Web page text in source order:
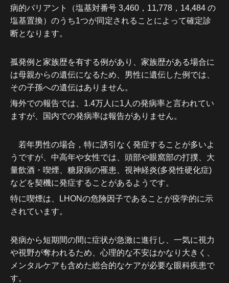
病的バリアント（塩基対番号 3,460， 11,778，14,484 の
塩基置換）のうち1つが同定されることによって確定診
断となります。
孤発例と家族歴を有する例があり、家族歴がある場合に
は母親からの遺伝になるため、男性に遺伝した例では、
その子孫への遺伝はありません。
海外での報告では、1.4万人に1人の発病率と言われてい
ますが、国内での発病率は報告がありません。
若年男性の場合，特に誘引なく発症することが多いよ
うですが、 中高年や女性では、頭部や眼窩部の打撲、大
量飲酒・喫煙、糖尿病の罹患、視神経炎(多発性硬化症)
などを契機に発症することがあるようです。
特に喫煙は、LHONの危険因子であることが疫学的に示
されています。
発病から短期間の間に症状が急激に進行し、一気に視力
や視野が奪われるため、心理的な不安はかなり大きく、
メンタルケアも含めた総合的なケアが必要な眼科疾患で
す。